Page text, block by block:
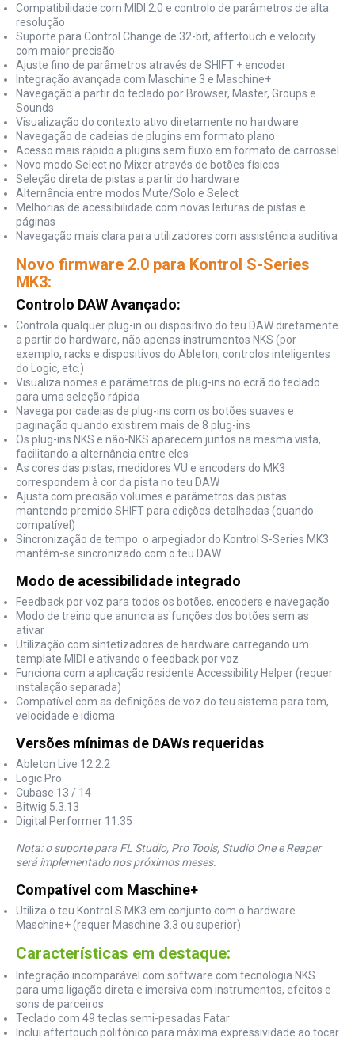
Compatibilidade com MIDI 2.0 e controlo de parâmetros de alta
resolução
Suporte para Control Change de 32-bit, aftertouch e velocity
com maior precisão
Ajuste fino de parâmetros através de SHIFT + encoder
Integração avançada com Maschine 3 e Maschine+
Navegação a partir do teclado por Browser, Master, Groups e
Sounds
Visualização do contexto ativo diretamente no hardware
Navegação de cadeias de plugins em formato plano
Acesso mais rápido a plugins sem fluxo em formato de carrossel
Novo modo Select no Mixer através de botões físicos
Seleção direta de pistas a partir do hardware
Alternância entre modos Mute/Solo e Select
Melhorias de acessibilidade com novas leituras de pistas e
páginas
Navegação mais clara para utilizadores com assistência auditiva
Novo firmware 2.0 para Kontrol S-Series
MK3:
Controlo DAW Avançado:
Controla qualquer plug-in ou dispositivo do teu DAW diretamente
a partir do hardware, não apenas instrumentos NKS (por
exemplo, racks e dispositivos do Ableton, controlos inteligentes
do Logic, etc.)
Visualiza nomes e parâmetros de plug-ins no ecrã do teclado
para uma seleção rápida
Navega por cadeias de plug-ins com os botões suaves e
paginação quando existirem mais de 8 plug-ins
Os plug-ins NKS e não-NKS aparecem juntos na mesma vista,
facilitando a alternância entre eles
As cores das pistas, medidores VU e encoders do MK3
correspondem à cor da pista no teu DAW
Ajusta com precisão volumes e parâmetros das pistas
mantendo premido SHIFT para edições detalhadas (quando
compatível)
Sincronização de tempo: o arpegiador do Kontrol S-Series MK3
mantém-se sincronizado com o teu DAW
Modo de acessibilidade integrado
Feedback por voz para todos os botões, encoders e navegação
Modo de treino que anuncia as funções dos botões sem as
ativar
Utilização com sintetizadores de hardware carregando um
template MIDI e ativando o feedback por voz
Funciona com a aplicação residente Accessibility Helper (requer
instalação separada)
Compatível com as definições de voz do teu sistema para tom,
velocidade e idioma
Versões mínimas de DAWs requeridas
Ableton Live 12.2.2
Logic Pro
Cubase 13 / 14
Bitwig 5.3.13
Digital Performer 11.35
Nota: o suporte para FL Studio, Pro Tools, Studio One e Reaper
será implementado nos próximos meses.
Compatível com Maschine+
Utiliza o teu Kontrol S MK3 em conjunto com o hardware
Maschine+ (requer Maschine 3.3 ou superior)
Características em destaque:
Integração incomparável com software com tecnologia NKS
para uma ligação direta e imersiva com instrumentos, efeitos e
sons de parceiros
Teclado com 49 teclas semi-pesadas Fatar
Inclui aftertouch polifónico para máxima expressividade ao tocar